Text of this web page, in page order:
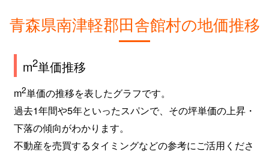
青森県南津軽郡田舎館村の地価推移
m2単価推移
m2単価の推移を表したグラフです。
過去1年間や5年といったスパンで、その坪単価の上昇・
下落の傾向がわかります。
不動産を売買するタイミングなどの参考にご活用くださ